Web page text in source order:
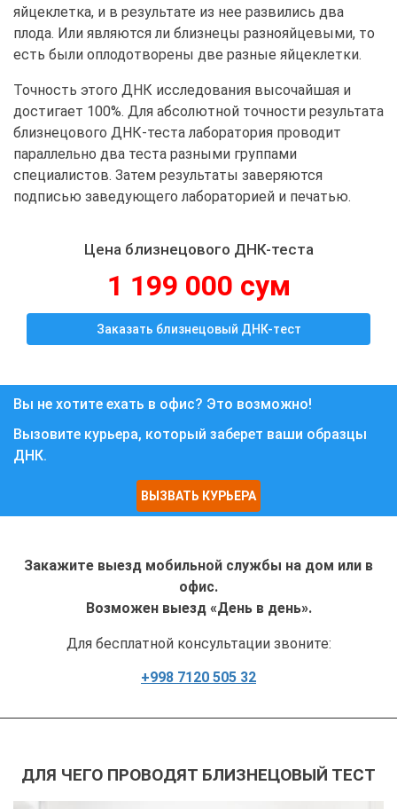
яйцеклетка, и в результате из нее развились два
плода. Или являются ли близнецы разнояйцевыми, то
есть были оплодотворены две разные яйцеклетки.
Точность этого ДНК исследования высочайшая и
достигает 100%. Для абсолютной точности результата
близнецового ДНК-теста лаборатория проводит
параллельно два теста разными группами
специалистов. Затем результаты заверяются
подписью заведующего лабораторией и печатью.
Цена близнецового ДНК-теста
1 199 000 сум
Заказать близнецовый ДНК-тест
Вы не хотите ехать в офис? Это возможно!
Вызовите курьера, который заберет ваши образцы
ДНК.
ВЫЗВАТЬ КУРЬЕРА
Закажите выезд мобильной службы на дом или в
офис.
Возможен выезд «День в день».
Для бесплатной консультации звоните:
+998 7120 505 32
ДЛЯ ЧЕГО ПРОВОДЯТ БЛИЗНЕЦОВЫЙ ТЕСТ